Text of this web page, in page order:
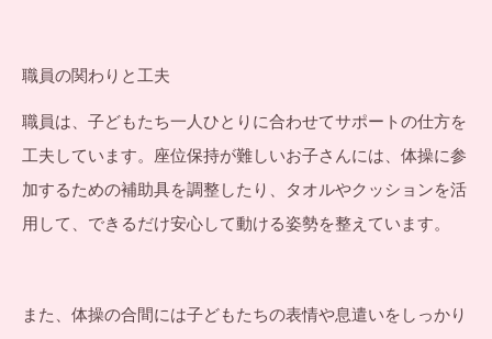
職員の関わりと工夫
職員は、子どもたち一人ひとりに合わせてサポートの仕方を
工夫しています。座位保持が難しいお子さんには、体操に参
加するための補助具を調整したり、タオルやクッションを活
用して、できるだけ安心して動ける姿勢を整えています。
また、体操の合間には子どもたちの表情や息遣いをしっかり